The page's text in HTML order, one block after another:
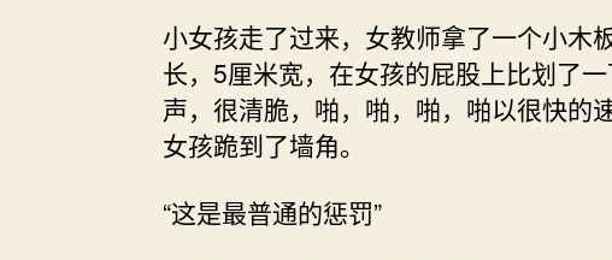
小女孩走了过来，女教师拿了一个小木
长，5厘米宽，在女孩的屁股上比划了
声，很清脆，啪，啪，啪，啪以很快的
女孩跪到了墙角。
“这是最普通的惩罚”